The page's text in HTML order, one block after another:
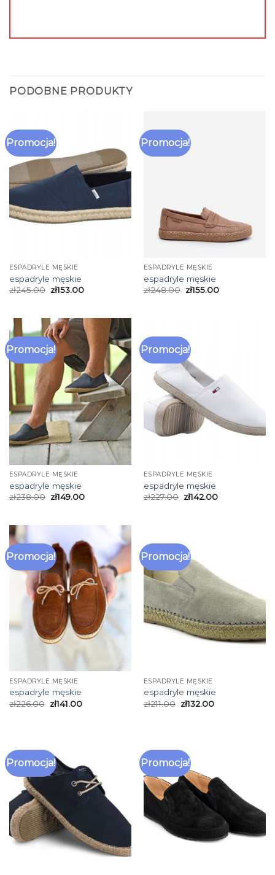
PODOBNE PRODUKTY
Promocja!
ESPADRYLE MĘSKIE
espadryle męskie
zł245.00 zł153.00
Promocja!
ESPADRYLE MĘSKIE
espadryle męskie
zł248.00 zł155.00
Promocja!
ESPADRYLE MĘSKIE
espadryle męskie
zł238.00 zł149.00
Promocja!
ESPADRYLE MĘSKIE
espadryle męskie
zł227.00 zł142.00
Promocja!
ESPADRYLE MĘSKIE
espadryle męskie
zł226.00 zł141.00
Promocja!
ESPADRYLE MĘSKIE
espadryle męskie
zł211.00 zł132.00
Promocja! Promocja!